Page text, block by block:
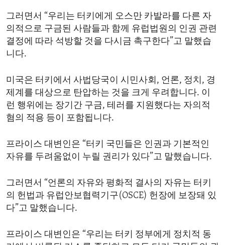
그러면서 “우리는 터키에게 오스만 카발라를 다른 자
의적으로 구금된 사람들과 함께 유럽법원의 인권 관련
결정에 따라 석방할 것을 다시금 촉구한다”고 말했습
니다.
미국은 터키에서 사법당국이 시민사회, 언론, 정치, 경
제계를 대상으로 탄압하는 것을 크게 우려합니다. 이
런 행위에는 장기간 구금, 테러를 지원했다는 자의적
혐의 적용 등이 포함됩니다.
프라이스 대변인은 “터키 국민들은 인권과 기본적인
자유를 두려움없이 누릴 권리가 있다”고 말했습니다.
그러면서 “언론의 자유와 평화적 결사의 자유는 터키
의 헌법과 유럽안보협력기구(OSCE) 헌장에 보장돼 있
다”고 말했습니다.
프라이스 대변인은 “우리는 터키 정부에게 정치적 동